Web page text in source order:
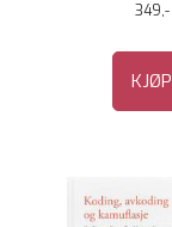
349,-
KJØP